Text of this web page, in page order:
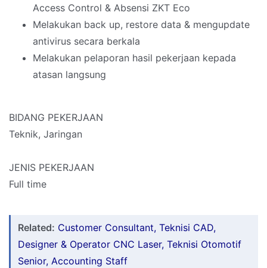
Access Control & Absensi ZKT Eco
Melakukan back up, restore data & mengupdate
antivirus secara berkala
Melakukan pelaporan hasil pekerjaan kepada
atasan langsung
BIDANG PEKERJAAN
Teknik, Jaringan
JENIS PEKERJAAN
Full time
Related: Customer Consultant, Teknisi CAD,
Designer & Operator CNC Laser, Teknisi Otomotif
Senior, Accounting Staff